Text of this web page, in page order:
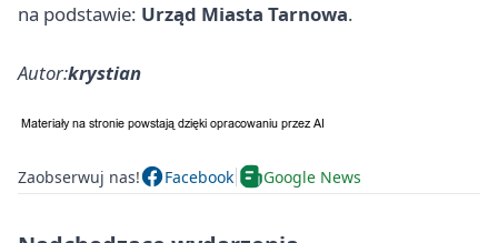
na podstawie: Urząd Miasta Tarnowa.
Autor:krystian
Zaobserwuj nas! Facebook Google News